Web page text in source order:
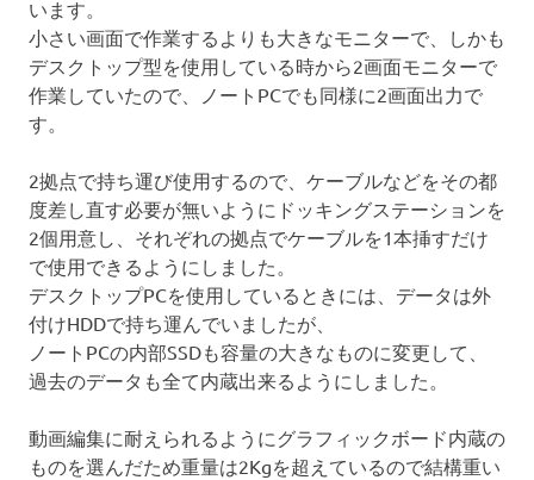
います。
小さい画面で作業するよりも大きなモニターで、しかも
デスクトップ型を使用している時から2画面モニターで
作業していたので、ノートPCでも同様に2画面出力で
す。
2拠点で持ち運び使用するので、ケーブルなどをその都
度差し直す必要が無いようにドッキングステーションを
2個用意し、それぞれの拠点でケーブルを1本挿すだけ
で使用できるようにしました。
デスクトップPCを使用しているときには、データは外
付けHDDで持ち運んでいましたが、
ノートPCの内部SSDも容量の大きなものに変更して、
過去のデータも全て内蔵出来るようにしました。
動画編集に耐えられるようにグラフィックボード内蔵の
ものを選んだため重量は2Kgを超えているので結構重い